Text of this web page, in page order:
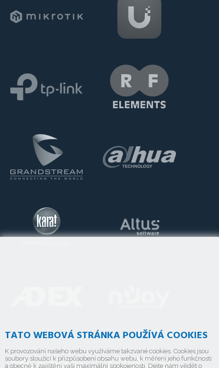
TATO WEBOVÁ STRÁNKA POUŽÍVÁ COOKIES
K provozování našeho webu využíváme takzvané cookies. Cookies jsou
soubory sloužící k přizpůsobení obsahu webu, k měření jeho funkčnosti
a obecně k zajištění vaší maximální spokojenosti. Dejte nám vědět o